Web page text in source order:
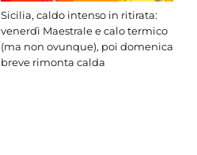
Sicilia, caldo intenso in ritirata:
venerdì Maestrale e calo termico
(ma non ovunque), poi domenica
breve rimonta calda